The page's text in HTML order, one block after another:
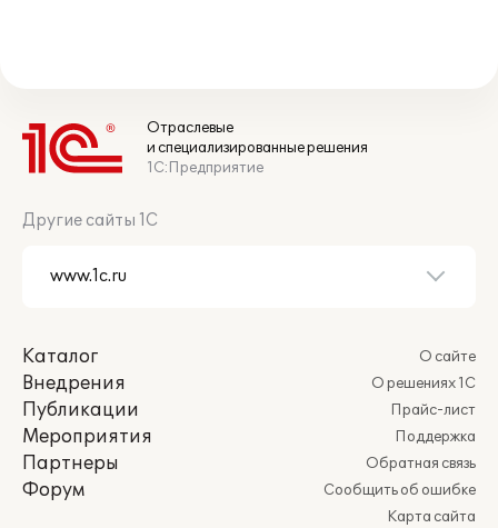
Отраслевые
и специализированные решения
1С:Предприятие
Другие сайты 1С
Каталог
Внедрения
Публикации
Мероприятия
Партнеры
Форум
О сайте
О решениях 1С
Прайс-лист
Поддержка
Обратная связь
Сообщить об ошибке
Карта сайта